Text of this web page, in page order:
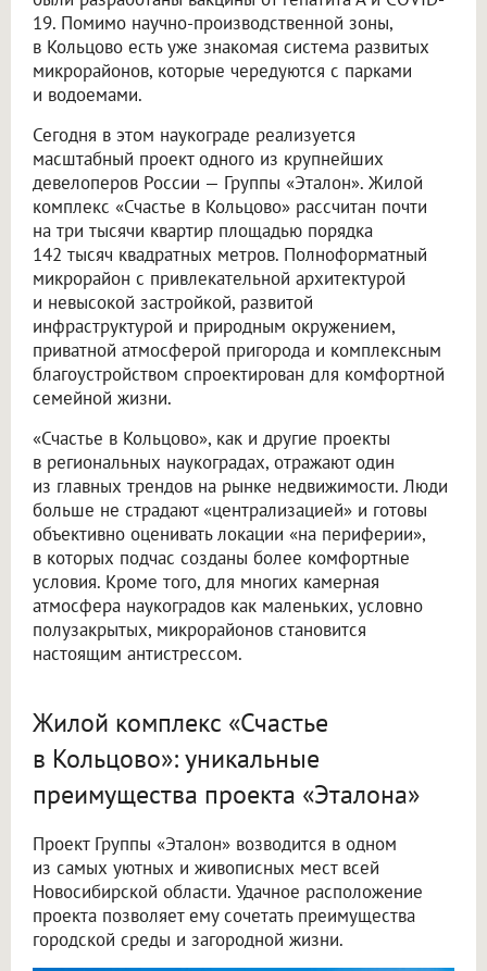
19. Помимо научно-производственной зоны,
в Кольцово есть уже знакомая система развитых
микрорайонов, которые чередуются с парками
и водоемами.
Сегодня в этом наукограде реализуется
масштабный проект одного из крупнейших
девелоперов России — Группы «Эталон». Жилой
комплекс «Счастье в Кольцово» рассчитан почти
на три тысячи квартир площадью порядка
142 тысяч квадратных метров. Полноформатный
микрорайон с привлекательной архитектурой
и невысокой застройкой, развитой
инфраструктурой и природным окружением,
приватной атмосферой пригорода и комплексным
благоустройством спроектирован для комфортной
семейной жизни.
«Счастье в Кольцово», как и другие проекты
в региональных наукоградах, отражают один
из главных трендов на рынке недвижимости. Люди
больше не страдают «централизацией» и готовы
объективно оценивать локации «на периферии»,
в которых подчас созданы более комфортные
условия. Кроме того, для многих камерная
атмосфера наукоградов как маленьких, условно
полузакрытых, микрорайонов становится
настоящим антистрессом.
Жилой комплекс «Счастье
в Кольцово»: уникальные
преимущества проекта «Эталона»
Проект Группы «Эталон» возводится в одном
из самых уютных и живописных мест всей
Новосибирской области. Удачное расположение
проекта позволяет ему сочетать преимущества
городской среды и загородной жизни.